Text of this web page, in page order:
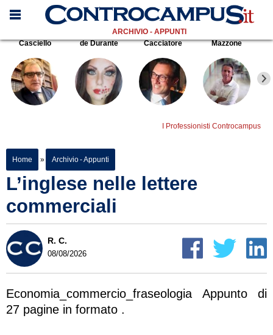
ARCHIVIO - APPUNTI
Casciello
de Durante Cacciatore Mazzone
I Professionisti Controcampus
Home » Archivio - Appunti
L’inglese nelle lettere
commerciali
R. C.
08/08/2026
Economia_commercio_fraseologia Appunto di
27 pagine in formato .